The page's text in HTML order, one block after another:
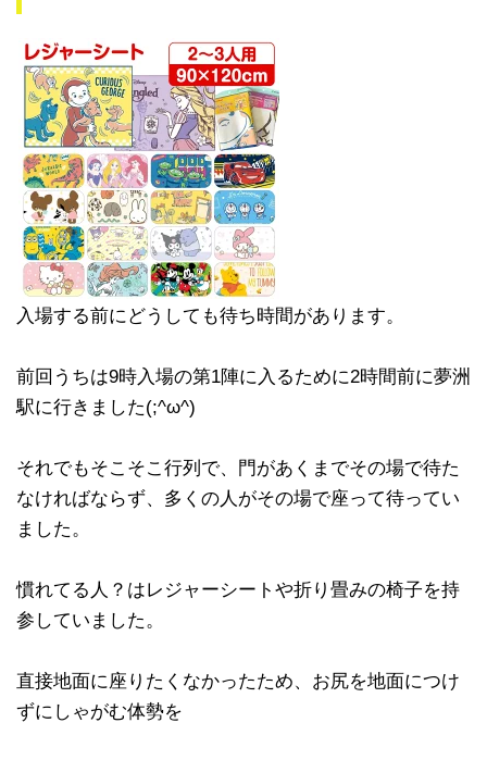
入場する前にどうしても待ち時間があります。
前回うちは9時入場の第1陣に入るために2時間前に夢洲
駅に行きました(;^ω^)
それでもそこそこ行列で、門があくまでその場で待た
なければならず、多くの人がその場で座って待ってい
ました。
慣れてる人？はレジャーシートや折り畳みの椅子を持
参していました。
直接地面に座りたくなかったため、お尻を地面につけ
ずにしゃがむ体勢を